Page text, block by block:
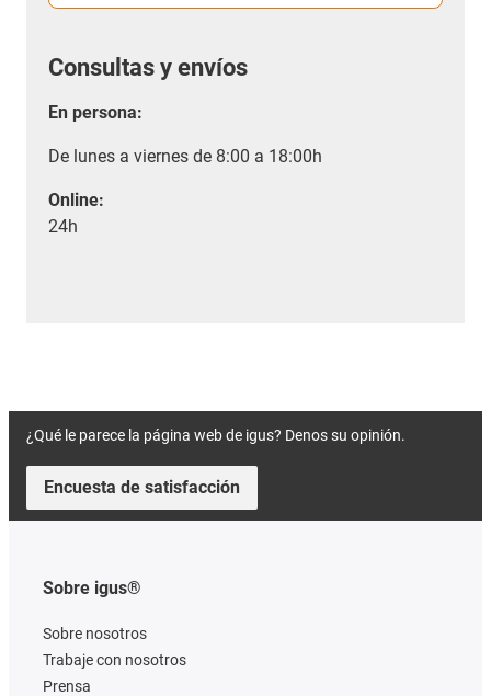
Consultas y envíos
En persona:
De lunes a viernes de 8:00 a 18:00h
Online:
24h
¿Qué le parece la página web de igus? Denos su opinión.
Encuesta de satisfacción
Sobre igus®
Sobre nosotros
Trabaje con nosotros
Prensa